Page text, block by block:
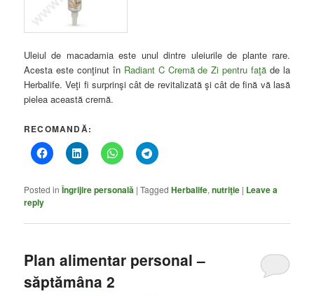
Uleiul de macadamia este unul dintre uleiurile de plante rare.
Acesta este conţinut în Radiant C Cremă de Zi pentru faţă de la
Herbalife. Veţi fi surprinşi cât de revitalizată şi cât de fină vă lasă
pielea această cremă.
RECOMANDĂ:
Posted in Îngrijire personală |Tagged Herbalife,nutriţie | Leave a
reply
Plan alimentar personal –
săptămâna 2